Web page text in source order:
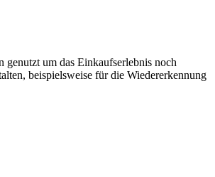
genutzt um das Einkaufserlebnis noch
beispielsweise für die Wiedererkennung